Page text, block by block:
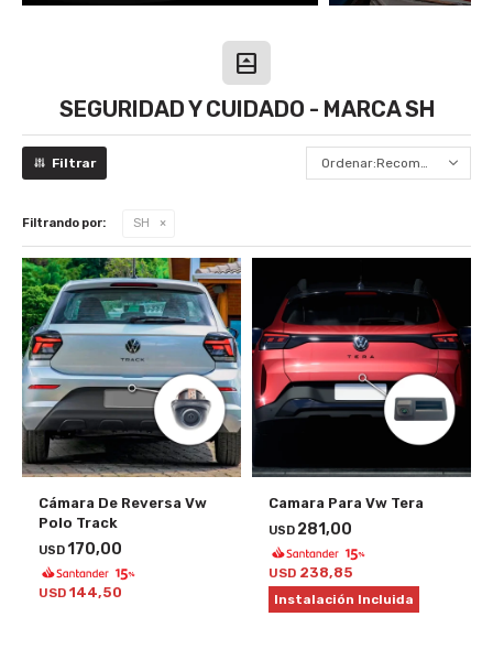
SEGURIDAD Y CUIDADO - MARCA SH
Recomendados
Filtrando por: SH
Cámara De Reversa Vw
Polo Track
USD170,00
USD 144,50
Camara Para Vw Tera
USD 281,00
USD 238,85
Instalación Incluida